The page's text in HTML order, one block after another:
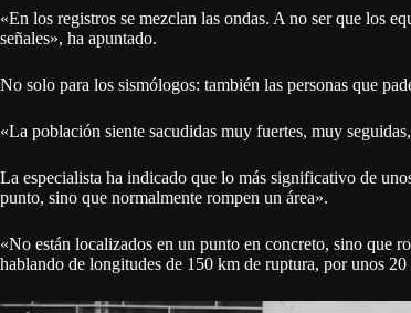
«En los registros se mezclan las ondas. A no ser que los
señales», ha apuntado.
No solo para los sismólogos: también las personas que
«La población siente sacudidas muy fuertes, muy
La especialista ha indicado que lo más significativo de
punto, sino que normalmente rompen un área».
«No están localizados en un punto en concreto, sino que
hablando de longitudes de 150 km de ruptura, por unos